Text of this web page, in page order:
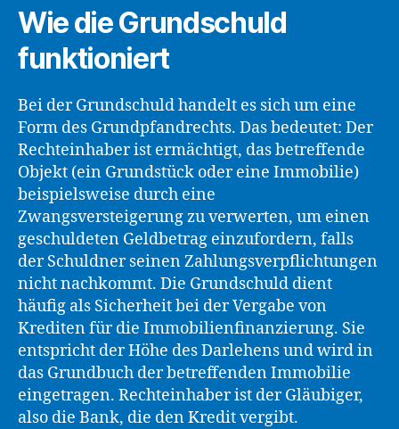
Wie die Grundschuld
funktioniert
Bei der Grundschuld handelt es sich um eine
Form des Grundpfandrechts. Das bedeutet: Der
Rechteinhaber ist ermächtigt, das betreffende
Objekt (ein Grundstück oder eine Immobilie)
beispielsweise durch eine
Zwangsversteigerung zu verwerten, um einen
geschuldeten Geldbetrag einzufordern, falls
der Schuldner seinen Zahlungsverpflichtungen
nicht nachkommt. Die Grundschuld dient
häufig als Sicherheit bei der Vergabe von
Krediten für die Immobilienfinanzierung. Sie
entspricht der Höhe des Darlehens und wird in
das Grundbuch der betreffenden Immobilie
eingetragen. Rechteinhaber ist der Gläubiger,
also die Bank, die den Kredit vergibt.